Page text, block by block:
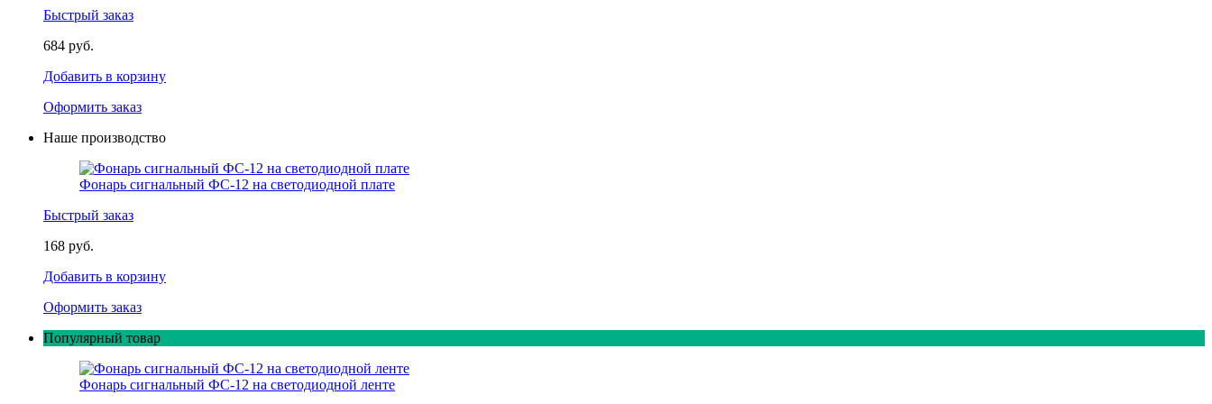
Быстрый заказ
684 руб.
Добавить в корзину
Оформить заказ
Наше производство
Фонарь сигнальный ФС-12 на светодиодной плате
Быстрый заказ
168 руб.
Добавить в корзину
Оформить заказ
Популярный товар
Фонарь сигнальный ФС-12 на светодиодной ленте